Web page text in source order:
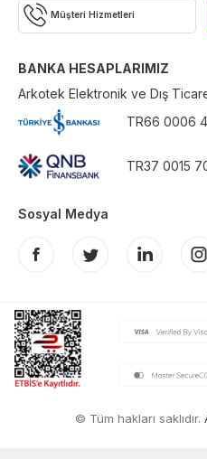
Müşteri Hizmetleri
BANKA HESAPLARIMIZ
Arkotek Elektronik ve Dış
TR66 0006
TR37 0015
Sosyal Medya
© Tüm hakları saklıdır.